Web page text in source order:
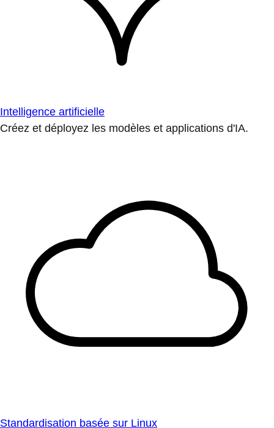
Intelligence artificielle
Créez et déployez les modèles et applications d'IA.
Standardisation basée sur Linux